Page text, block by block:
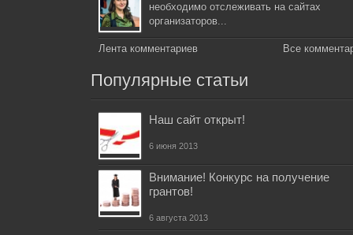
необходимо отслеживать на сайтах
организаторов...
Лента комментариев Все
Популярные статьи
Наш сайт открыт!
6 июня 2013
Внимание! Конкурс на получение
грантов!
6 августа 2013